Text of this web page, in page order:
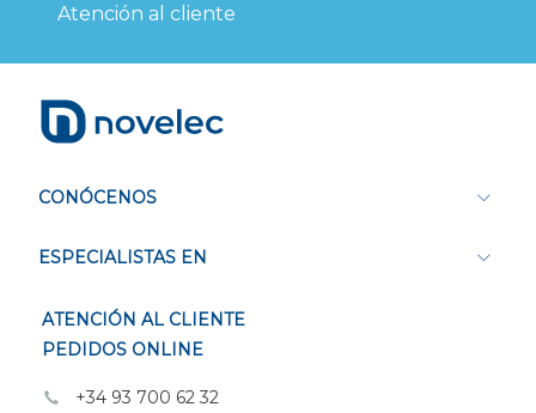
Atención al cliente
CONÓCENOS
ESPECIALISTAS EN
ATENCIÓN AL CLIENTE
PEDIDOS ONLINE
+34 93 700 62 32